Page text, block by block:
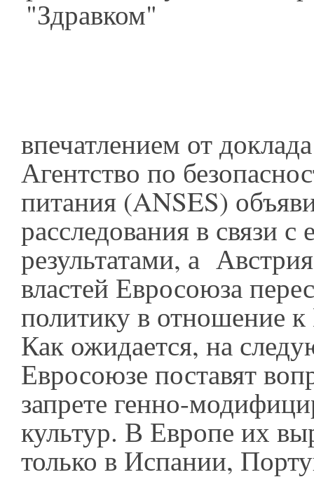
впечатлением от
Агентство по
питания (ANSES)
расследования в связи с
результатами, а
властей Евросоюза
политику в отношение
Как ожидается, на
Евросоюзе поставят
запрете генно-
культур. В Европе их
только в Испании,